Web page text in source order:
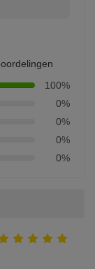
100%
0%
0%
0%
0%